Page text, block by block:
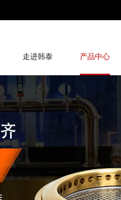
走进韩泰 产品中心